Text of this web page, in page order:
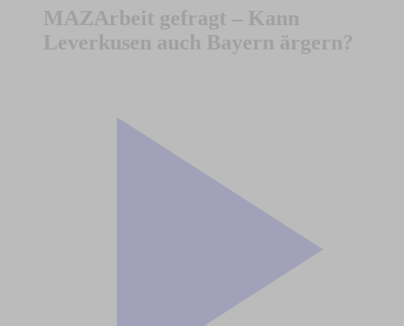
MAZArbeit gefragt – Kann
Leverkusen auch Bayern ärgern?